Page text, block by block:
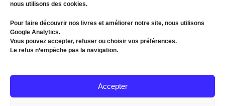
nous utilisons des cookies.
Pour faire découvrir nos livres et améliorer notre site, nous utilisons
Google Analytics.
Vous pouvez accepter, refuser ou choisir vos préférences.
Le refus n’empêche pas la navigation.
Accepter
Conditions générales de vente
Politique de confidentialité
© 2022 MEDDKOL. All Rights Reserved